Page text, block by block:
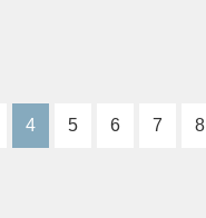
4 5 6 7 8